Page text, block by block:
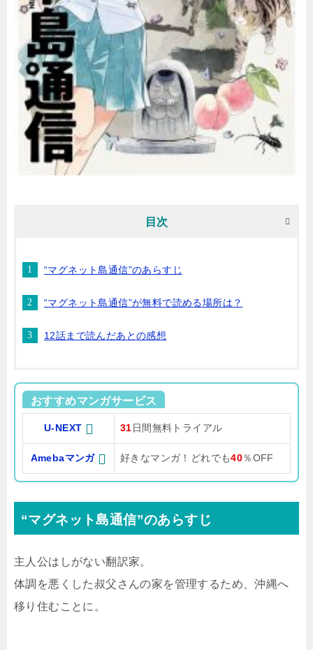
目次
“マグネット島通信”のあらすじ
“マグネット島通信”が無料で読める場所は？
12話まで読んだあとの感想
おすすめマンガサービス
U-NEXT 31 日間無料トライアル
Amebaマンガ 好きなマンガ！どれでも40％OFF
“マグネット島通信”のあらすじ
主人公はしがない翻訳家。
体調を悪くした叔父さんの家を管理するため、沖縄へ
移り住むことに。